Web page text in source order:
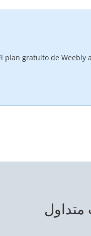
plan gratuito de
متداول